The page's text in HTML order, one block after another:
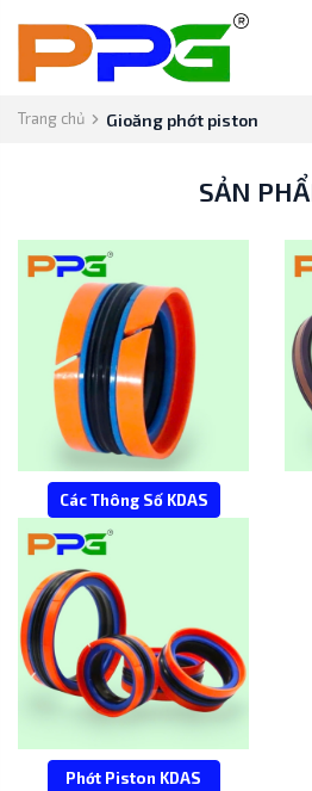
Trang chủ Gioăng phớt piston
SẢN
Các Thông Số KDAS
Phớt Piston KDAS